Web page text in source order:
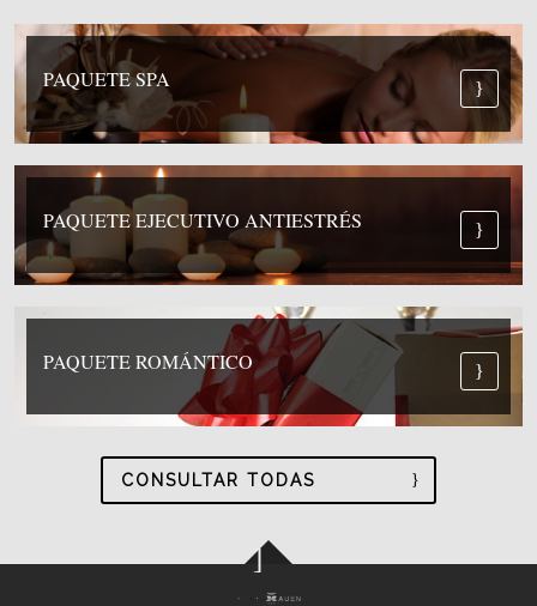
PAQUETE SPA
PAQUETE EJECUTIVO ANTIESTRÉS
PAQUETE ROMÁNTICO
CONSULTAR TODAS